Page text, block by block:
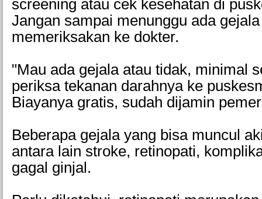
screening atau cek kesehatan di
Jangan sampai menunggu ada
memeriksakan ke dokter.
"Mau ada gejala atau tidak, minimal
periksa tekanan darahnya ke
Biayanya gratis, sudah dijamin
Beberapa gejala yang bisa muncul
antara lain stroke, retinopati,
gagal ginjal.